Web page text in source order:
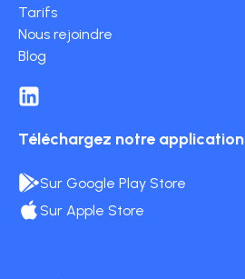
Tarifs
Nous rejoindre
Blog
Téléchargez notre application
Sur Google Play Store
Sur Apple Store